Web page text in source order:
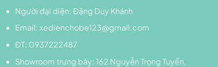
Người đại diện: Đặng Duy Khánh
Email: xedienchobe123@gmail.com
ĐT: 0937222487
Showroom trưng bày: 162 Nguyễn Trọng Tuyển,